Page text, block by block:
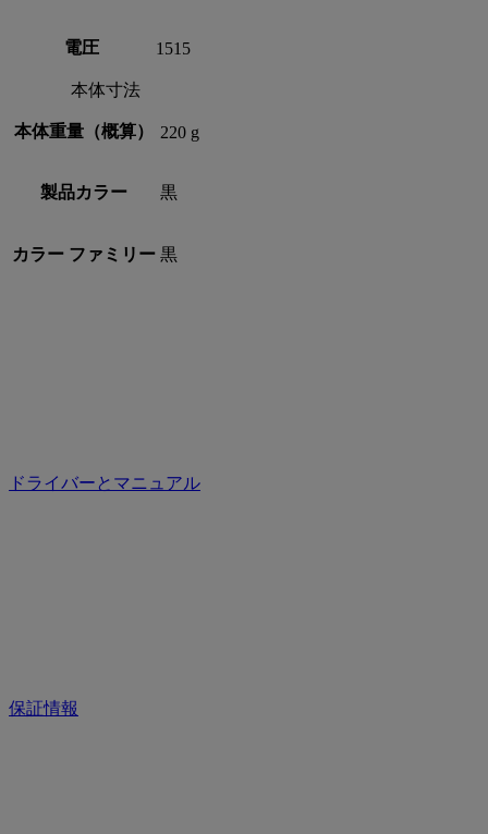
電圧 1515
本体寸法
本体重量（概算） 220 g
製品カラー 黒
カラー ファミリー 黒
ドライバーとマニュアル
保証情報